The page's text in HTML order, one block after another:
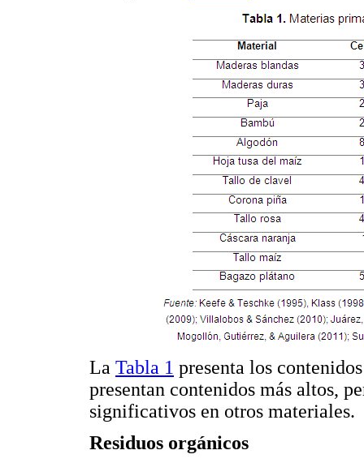
La Tabla 1 presenta los
presentan contenidos más altos,
significativos en otros materiales.
Residuos orgánicos